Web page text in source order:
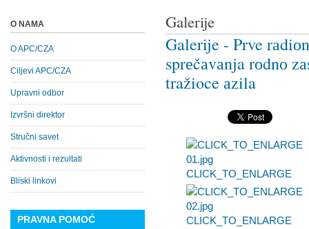
Galerije
Galerije - Prve
sprеčаvаnja rоdnо
tražioce аzila
CLICK_TO_ENLARGE
CLICK_TO_ENLARGE
O NAMA
O APC/CZA
Ciljevi APC/CZA
Upravni odbor
Izvršni direktor
Stručni savet
Aktivnosti i rezultati
Bliski linkovi
PRAVNA POMOĆ